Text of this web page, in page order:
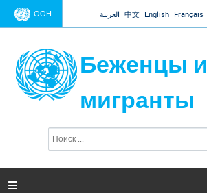
Jump to navigation
ООН العربية 中文 English Français
Беженцы и
мигранты
и
